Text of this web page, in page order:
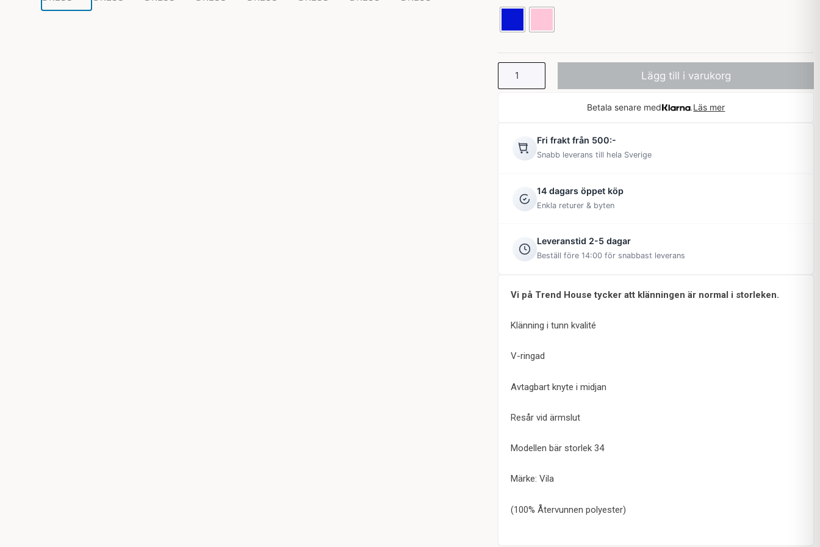
Lägg till i varukorg
Betala senare med Läs mer
Fri frakt från 500:-
Snabb leverans till hela Sverige
14 dagars öppet köp
Enkla returer & byten
Leveranstid 2-5 dagar
Beställ före 14:00 för snabbast leverans
Vi på Trend House tycker att klänningen är normal i storleken.
Klänning i tunn kvalité
V-ringad
Avtagbart knyte i midjan
Resår vid ärmslut
Modellen bär storlek 34
Märke: Vila
(100% Återvunnen polyester)